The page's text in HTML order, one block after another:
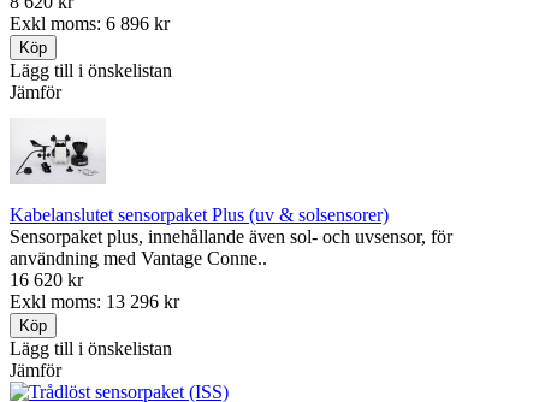
Exkl moms: 6 896 kr
Lägg till i önskelistan
Jämför
Kabelanslutet sensorpaket Plus (uv & solsensorer)
Sensorpaket plus, innehållande även sol- och uvsensor, för
användning med Vantage Conne..
16 620 kr
Exkl moms: 13 296 kr
Lägg till i önskelistan
Jämför